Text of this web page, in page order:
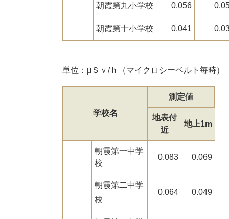
朝霞第九小学校 0.056
朝霞第十小学校 0.041
単位：μＳｖ/ｈ（マイクロシーベルト毎時）
学校名
測定値
地表付
近
地上1m
朝霞第一中学
校
0.083 0.069
朝霞第二中学
校
0.064 0.049